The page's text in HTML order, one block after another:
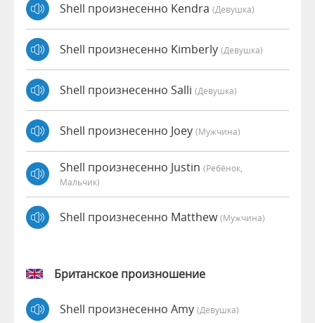
Shell произнесенно Kendra (девушка)
Shell произнесенно Kimberly (девушка)
Shell произнесенно Salli (девушка)
Shell произнесенно Joey (мужчина)
Shell произнесенно Justin (Ребёнок,
Мальчик)
Shell произнесенно Matthew(мужчина)
Британское произношение
Shell произнесенно Amy (девушка)